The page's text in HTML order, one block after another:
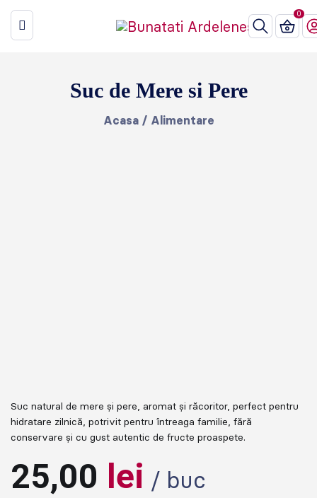
Suc de Mere si Pere
Acasa/ Alimentare
Suc natural de mere și pere, aromat și răcoritor, perfect pentru
hidratare zilnică, potrivit pentru întreaga familie, fără
conservare și cu gust autentic de fructe proaspete.
25,00 lei / buc